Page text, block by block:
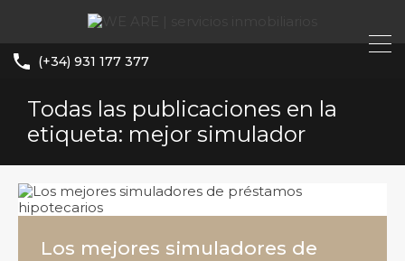
(+34) 931 177 377
Todas las publicaciones en la
etiqueta: mejor simulador
Los mejores simuladores de